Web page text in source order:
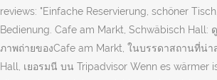
reviews: "Einfache Reservierung, schöner
Bedienung. Cafe am Markt, Schwäbisch Hall:
ภาพถ่ายของCafe am Markt, ในบรรดาสถานที่น่า
Hall, เยอรมนี บน Tripadvisor Wenn es wärmer